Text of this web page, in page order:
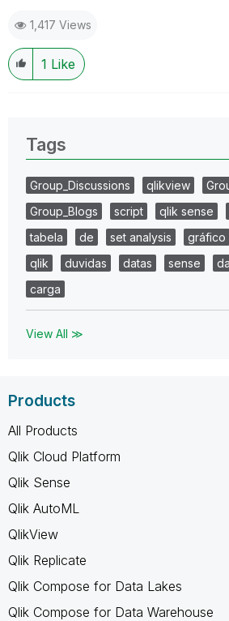
1,417 Views
1 Like
Tags
Group_Discussions qlikview
Group_Blogs
script qlik sense
tabela
de set analysis gráfico
qlik
duvidas datas sense
carga
View All ≫
Products
All Products
Qlik Cloud Platform
Qlik Sense
Qlik AutoML
QlikView
Qlik Replicate
Qlik Compose for Data Lakes
Qlik Compose for Data Warehouse